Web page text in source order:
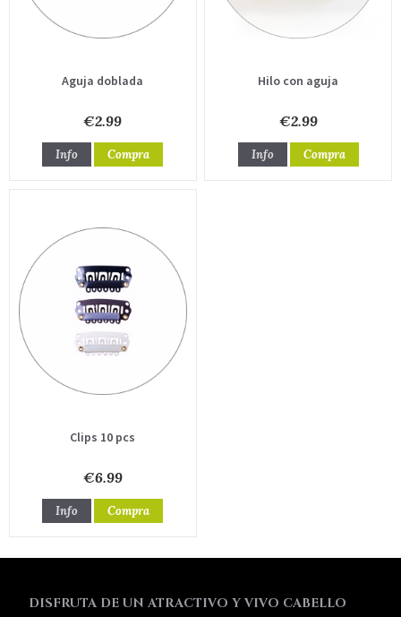
Aguja doblada
€2.99
Info Compra
Hilo con aguja
€2.99
Info Compra
Clips 10 pcs
€6.99
Info Compra
DISFRUTA DE UN ATRACTIVO Y VIVO CABELLO